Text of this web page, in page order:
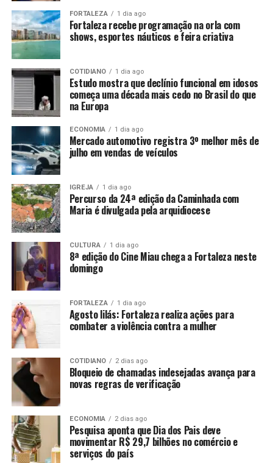
FORTALEZA 1 dia ago
Fortaleza recebe programação na orla com
shows, esportes náuticos e feira criativa
COTIDIANO 1 dia ago
Estudo mostra que declínio funcional em idosos
começa uma década mais cedo no Brasil do que
na Europa
ECONOMIA 1 dia ago
Mercado automotivo registra 3º melhor mês de
julho em vendas de veículos
IGREJA 1 dia ago
Percurso da 24ª edição da Caminhada com
Maria é divulgada pela arquidiocese
CULTURA 1 dia ago
8ª edição do Cine Miau chega a Fortaleza neste
domingo
FORTALEZA 1 dia ago
Agosto lilás: Fortaleza realiza ações para
combater a violência contra a mulher
COTIDIANO 2 dias ago
Bloqueio de chamadas indesejadas avança para
novas regras de verificação
ECONOMIA 2 dias ago
Pesquisa aponta que Dia dos Pais deve
movimentar R$ 29,7 bilhões no comércio e
serviços do país